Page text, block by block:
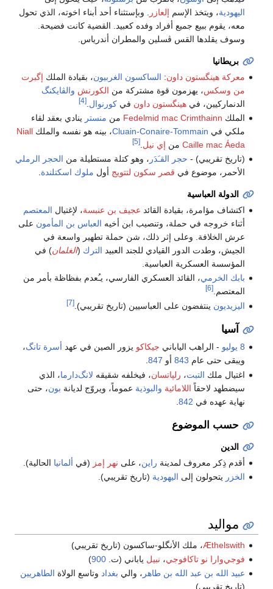
اليهودية، ويتخذ الإسم إلعازر
. وبإستثناء أحد أبناء اخوته، الذي تحول
معه، يقوم ببيع جميع أفراد وفده كعبيد. القضية كانت فضيحة.
وسوف يقلدها القس ڤسلين والمطران أندرياس.
بريطانيا
معركة هينگستون داون: الساكسون الغربيون، بقيادة الملك إگبرت
من وسكس، يهزمون قوة مشتركة من الكورنش والڤايكنگ
الدنماركيين، فيهينگستون داون فيكورنوال .
[4]
الملك Fedelmid mac Crimthainn من منستر ينادي بعقد لقاء
ملكي في Cluain-Conaire-Tommain، بينه هو نفسه والملكNiall
Caille mac Áeda من إي نيل .
[5]
(تاريخ تقريبي) - حجر القـَدَر ، وهو كتلة مستطيلة من الحجر الرملي
الأحمر، موضوع في قصر سكون لتتويج أول ملوك اسكتلندة.
الدولة العباسية
اكتشاف مؤامرة، بقيادة القائد عجيف بن عنبسة، لإغتيال المعتصم
أثناء خروجه في حملة، وتنصيب ابن أخيه العباس بن المأمون على
عرش الخلافة. وعلى إثر ذلك، شن حملة تطهير واسعة في
الجيش، وطدت الدور القيادي للجند العبيد الترك (الغلمان) في
المؤسسة العسكرية العباسية.
بابك الخرمي، القائد العسكري الفارسي، يـُعدم بفظاظة بأمر من
المعتصم.[6]
اليزيديون ينتفضون على العباسيين (تاريخ تقريبي).[7]
آسيا
8 يوليو - الراهب الياباني جيكاكو يزور الصين في عهد أسرة تانگ،
ويبقى حتى عام 843 أو 847
.
اغتيال ملك التبت، رلپاتسان، فيخلفه شقيقه لانگ‌دارما، الذي
سيضطهد لاحقاً اللامائية والبوذية عموماً، ويروّج لديانة بون، حتى
نهاية عهده في 842
حسب الموضوع
الدين
أقدم ذِكر معروف لمدينة راين، على نهر إمز (في ألمانيا الحالية).
الخزر يتحولون إلى اليهودية (تاريخ تقريبي).
مواليد
Æthelswith، ملك الأنگلو-ساكسون (تاريخ تقريبي)
فوجي‌وارا نو تاكافوجي، نبيل ياباني (ت.900
)
عبيد الله بن عبد الله بن طاهر ، والي بغداد وتاسع الولاة الطاهريين
(تاريخ تقريبي)